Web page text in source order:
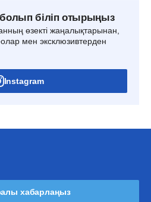
біліп отырыңыз
өзекті жаңалықтарынан,
мен эксклюзивтерден
Instagram
хабарлаңыз